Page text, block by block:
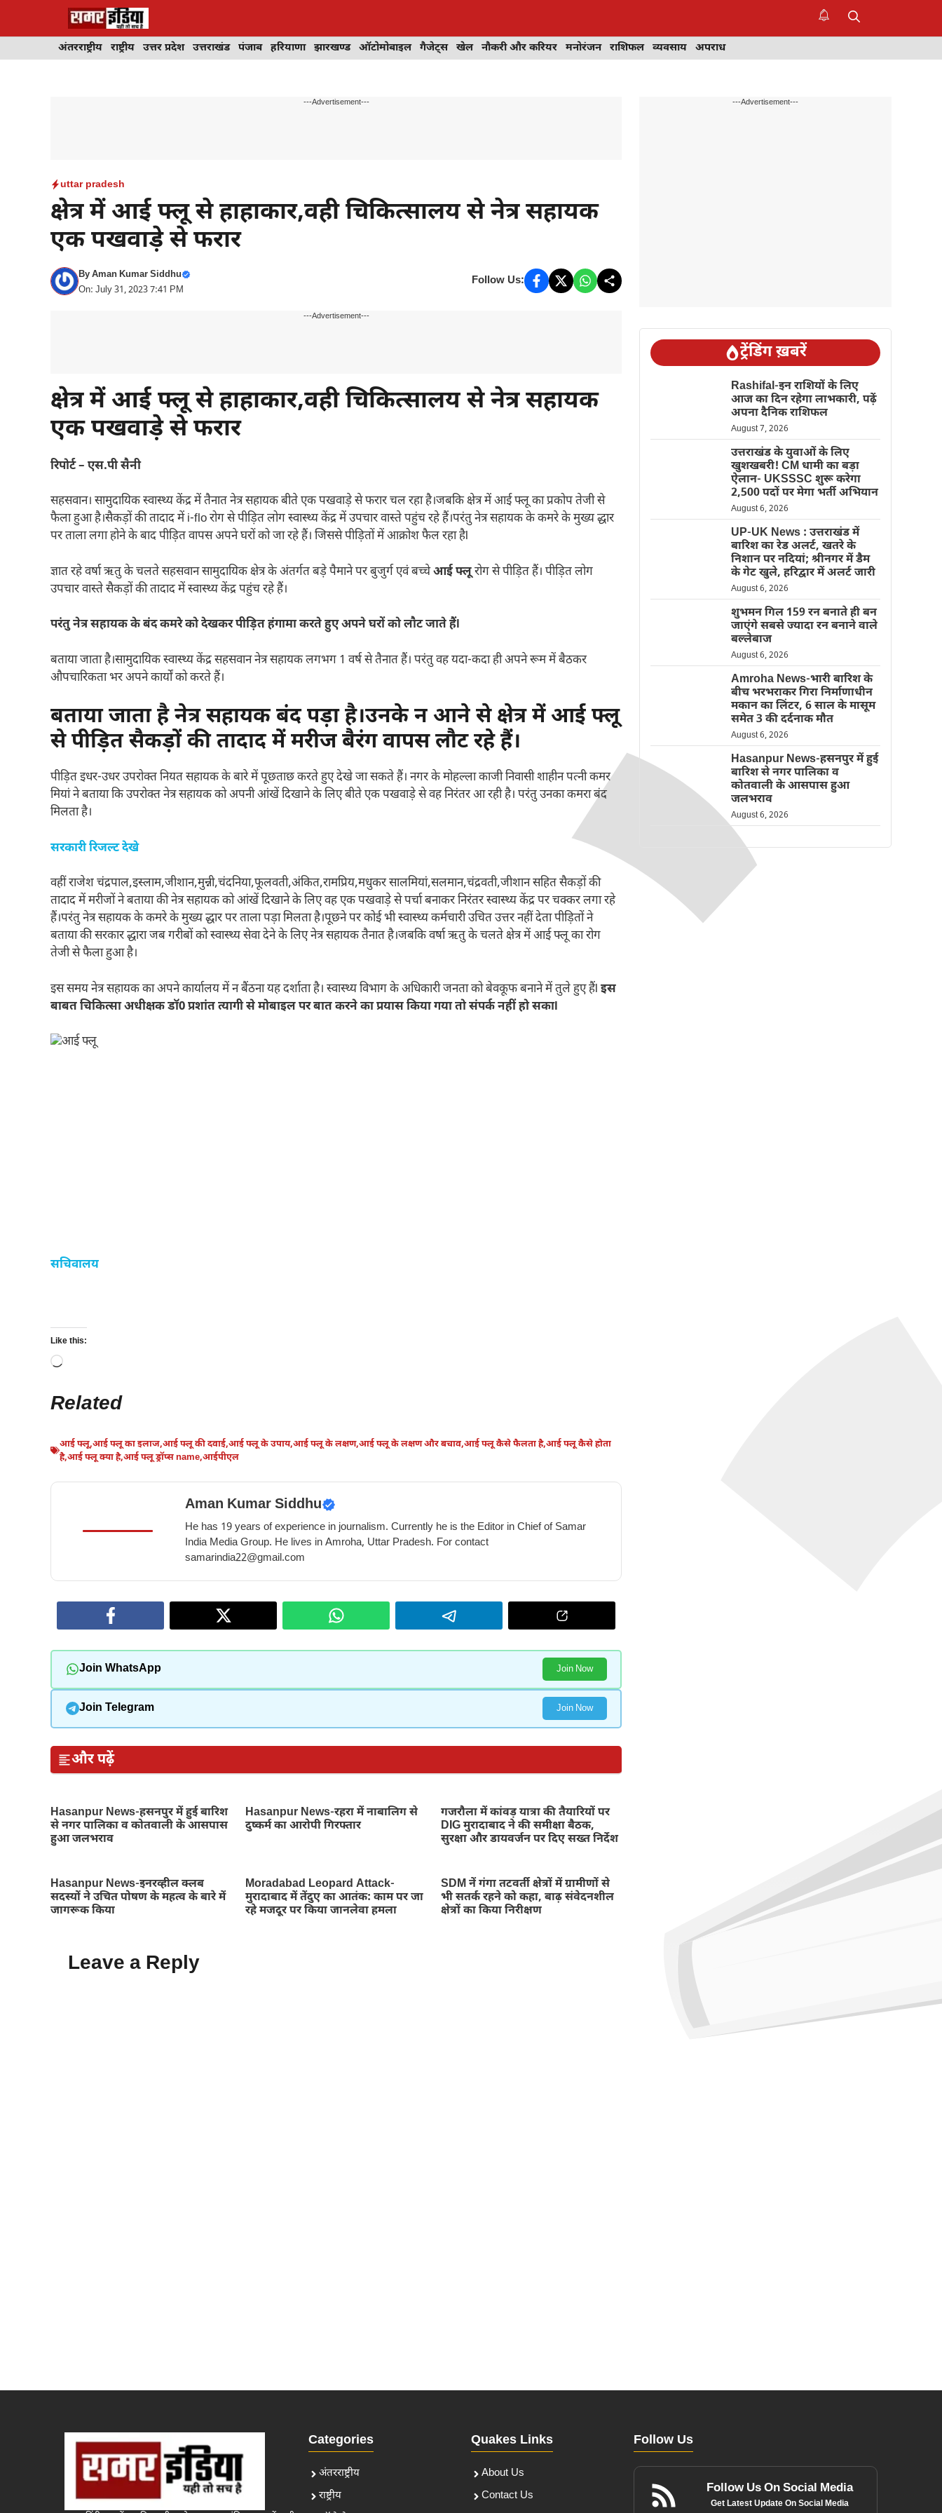
अंतरराष्ट्रीय राष्ट्रीय उत्तर प्रदेश उत्तराखंड पंजाब हरियाणा झारखण्ड ऑटोमोबाइल गैजेट्स खेल नौकरी और करियर मनोरंजन राशिफल व्यवसाय अपराध
---Advertisement---
uttar pradesh
क्षेत्र में आई फ्लू से हाहाकार,वही चिकित्सालय से नेत्र सहायक
एक पखवाड़े से फरार
ByAman Kumar Siddhu
On: July 31, 2023 7:41 PM
Follow Us:
---Advertisement---
क्षेत्र में आई फ्लू से हाहाकार,वही चिकित्सालय से नेत्र सहायक
एक पखवाड़े से फरार
रिपोर्ट – एस.पी सैनी
सहसवान। सामुदायिक स्वास्थ्य केंद्र में तैनात नेत्र सहायक बीते एक पखवाड़े से फरार चल रहा है।जबकि क्षेत्र में आई फ्लू का प्रकोप तेजी से
फैला हुआ है।सैकड़ों की तादाद में i-flo रोग से पीड़ित लोग स्वास्थ्य केंद्र में उपचार वास्ते पहुंच रहे हैं।परंतु नेत्र सहायक के कमरे के मुख्य द्धार
पर ताला लगा होने के बाद पीड़ित वापस अपने घरों को जा रहे हैं। जिससे पीड़ितों में आक्रोश फैल रहा हैl
ज्ञात रहे वर्षा ऋतु के चलते सहसवान सामुदायिक क्षेत्र के अंतर्गत बड़े पैमाने पर बुजुर्ग एवं बच्चेआई फ्लूरोग से पीड़ित हैं। पीड़ित लोग
उपचार वास्ते सैकड़ों की तादाद में स्वास्थ्य केंद्र पहुंच रहे हैं।
परंतु नेत्र सहायक के बंद कमरे को देखकर पीड़ित हंगामा करते हुए अपने घरों को लौट जाते हैंl
बताया जाता है।सामुदायिक स्वास्थ्य केंद्र सहसवान नेत्र सहायक लगभग 1 वर्ष से तैनात हैं। परंतु वह यदा-कदा ही अपने रूम में बैठकर
औपचारिकता भर अपने कार्यों को करते हैं।
बताया जाता है नेत्र सहायक बंद पड़ा है।उनके न आने से क्षेत्र में आई फ्लू
से पीड़ित सैकड़ों की तादाद में मरीज बैरंग वापस लौट रहे हैं।
पीड़ित इधर-उधर उपरोक्त नियत सहायक के बारे में पूछताछ करते हुए देखे जा सकते हैं। नगर के मोहल्ला काजी निवासी शाहीन पत्नी कमर
मियां ने बताया कि उपरोक्त नेत्र सहायक को अपनी आंखें दिखाने के लिए बीते एक पखवाड़े से वह निरंतर आ रही है। परंतु उनका कमरा बंद
मिलता है।
सरकारी रिजल्ट देखे
वहीं राजेश चंद्रपाल,इस्लाम,जीशान,मुन्नी,चंदनिया,फूलवती,अंकित,रामप्रिय,मधुकर सालमियां,सलमान,चंद्रवती,जीशान सहित सैकड़ों की
तादाद में मरीजों ने बताया की नेत्र सहायक को आंखें दिखाने के लिए वह एक पखवाड़े से पर्चा बनाकर निरंतर स्वास्थ्य केंद्र पर चक्कर लगा रहे
हैं।परंतु नेत्र सहायक के कमरे के मुख्य द्धार पर ताला पड़ा मिलता है।पूछने पर कोई भी स्वास्थ्य कर्मचारी उचित उत्तर नहीं देता पीड़ितों ने
बताया की सरकार द्धारा जब गरीबों को स्वास्थ्य सेवा देने के लिए नेत्र सहायक तैनात है।जबकि वर्षा ऋतु के चलते क्षेत्र में आई फ्लू का रोग
तेजी से फैला हुआ है।
इस समय नेत्र सहायक का अपने कार्यालय में न बैंठना यह दर्शाता है। स्वास्थ्य विभाग के अधिकारी जनता को बेवकूफ बनाने में तुले हुए हैंl इस
बाबत चिकित्सा अधीक्षक डॉ0 प्रशांत त्यागी से मोबाइल पर बात करने का प्रयास किया गया तो संपर्क नहीं हो सकाl
सचिवालय
Like this:
Loading…
Related
आई फ्लू,आई फ्लू का इलाज,आई फ्लू की दवाई,आई फ्लू के उपाय,आई फ्लू के लक्षण,आई फ्लू के लक्षण और बचाव,आई फ्लू कैसे फैलता है,आई फ्लू कैसे होता
है,आई फ्लू क्या है,आई फ्लू ड्रॉप्स name,आईपीएल
Aman Kumar Siddhu
He has 19 years of experience in journalism. Currently he is the Editor in Chief of Samar
India Media Group. He lives in Amroha, Uttar Pradesh. For contact
samarindia22@gmail.com
Join WhatsApp Join Now
Join Telegram Join Now
और पढ़ें
Hasanpur News-हसनपुर में हुई बारिश
से नगर पालिका व कोतवाली के आसपास
हुआ जलभराव
Hasanpur News-रहरा में नाबालिग से
दुष्कर्म का आरोपी गिरफ्तार
गजरौला में कांवड़ यात्रा की तैयारियों पर
DIG मुरादाबाद ने की समीक्षा बैठक,
सुरक्षा और डायवर्जन पर दिए सख्त निर्देश
Hasanpur News-इनरव्हील क्लब
सदस्यों ने उचित पोषण के महत्व के बारे में
जागरूक किया
Moradabad Leopard Attack-
मुरादाबाद में तेंदुए का आतंक: काम पर जा
रहे मजदूर पर किया जानलेवा हमला
SDM नें गंगा तटवर्ती क्षेत्रों में ग्रामीणों से
भी सतर्क रहने को कहा, बाढ़ संवेदनशील
क्षेत्रों का किया निरीक्षण
Leave a Reply
---Advertisement---
ट्रेंडिंग ख़बरें
Rashifal-इन राशियों के लिए
आज का दिन रहेगा लाभकारी, पढ़ें
अपना दैनिक राशिफल
August 7, 2026
उत्तराखंड के युवाओं के लिए
खुशखबरी! CM धामी का बड़ा
ऐलान- UKSSSC शुरू करेगा
2,500 पदों पर मेगा भर्ती अभियान
August 6, 2026
UP-UK News : उत्तराखंड में
बारिश का रेड अलर्ट, खतरे के
निशान पर नदियां; श्रीनगर में डैम
के गेट खुले, हरिद्वार में अलर्ट जारी
August 6, 2026
शुभमन गिल 159 रन बनाते ही बन
जाएंगे सबसे ज्यादा रन बनाने वाले
बल्लेबाज
August 6, 2026
Amroha News-भारी बारिश के
बीच भरभराकर गिरा निर्माणाधीन
मकान का लिंटर, 6 साल के मासूम
समेत 3 की दर्दनाक मौत
August 6, 2026
Hasanpur News-हसनपुर में हुई
बारिश से नगर पालिका व
कोतवाली के आसपास हुआ
जलभराव
August 6, 2026
Categories
अंतरराष्ट्रीय
राष्ट्रीय
Quakes Links
About Us
Contact Us
Follow Us
Follow Us On Social Media
Get Latest Update On Social Media